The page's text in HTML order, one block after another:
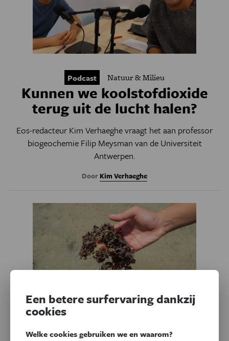
Podcast Natuur & Milieu
Kunnen we koolstofdioxide
terug uit de lucht halen?
Eos-redacteur Kim Verhaeghe vraagt het aan professor
biogeochemie Filip Meysman van de Universiteit
Antwerpen.
Door Kim Verhaeghe
Natuur & Milieu
Een betere surfervaring dankzij
cookies
Welke cookies gebruiken we en waarom?